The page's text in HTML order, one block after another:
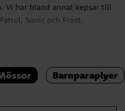
Vi har bland annat kepsar till
Sonic och Frost.
World, Paw Patrol m.fl.
Barnparaplyer